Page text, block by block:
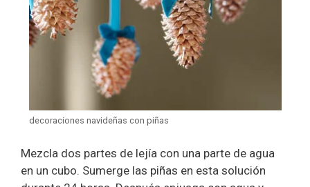
decoraciones navideñas con piñas
Mezcla dos partes de lejía con una parte de agua
en un cubo. Sumerge las piñas en esta solución